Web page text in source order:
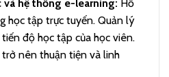
và hệ thống e-learning: Hỗ
học tập trực tuyến. Quản lý
độ học tập của học viên.
trở nên thuận tiện và linh